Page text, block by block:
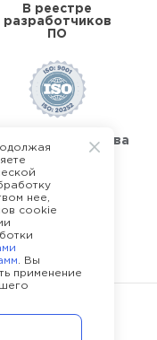
В реестре
разработчиков
ПО
качества
Job
нее,
cookie
. Вы
применение